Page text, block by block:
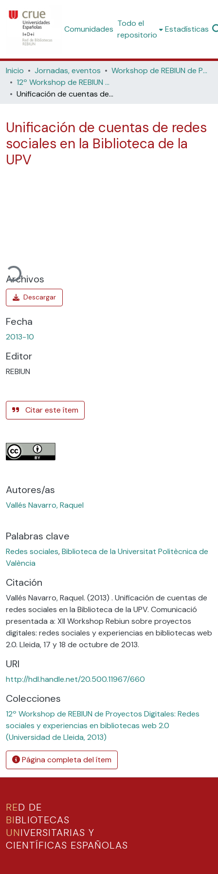
Comunidades
Todo el
repositorio
Estadísticas
Inicio Jornadas, eventos
Workshop de REBIUN de Proyectos Digitales
12º Workshop de REBIUN de Proyectos Digitales: Redes sociales y experiencias en bibliotecas web 2.0 (Universidad de Lleida, 2013)
Unificación de cuentas de redes sociales en la Biblioteca de la UPV
Unificación de cuentas de redes
sociales en la Biblioteca de la
UPV
Archivos
Fecha
2013-10
Editor
REBIUN
Citar este ítem
Autores/as
Vallés Navarro, Raquel
Palabras clave
Redes sociales,Biblioteca de la Universitat Politècnica de
València
Citación
Vallés Navarro, Raquel. (2013) . Unificación de cuentas de
redes sociales en la Biblioteca de la UPV. Comunicació
presentada a: XII Workshop Rebiun sobre proyectos
digitales: redes sociales y experiencias en bibliotecas web
2.0. Lleida, 17 y 18 de octubre de 2013.
URI
http://hdl.handle.net/20.500.11967/660
Colecciones
12º Workshop de REBIUN de Proyectos Digitales: Redes
sociales y experiencias en bibliotecas web 2.0
(Universidad de Lleida, 2013)
Página completa del ítem
RED DE
BIBLIOTECAS
UNIVERSITARIAS Y
CIENTÍFICAS ESPAÑOLAS